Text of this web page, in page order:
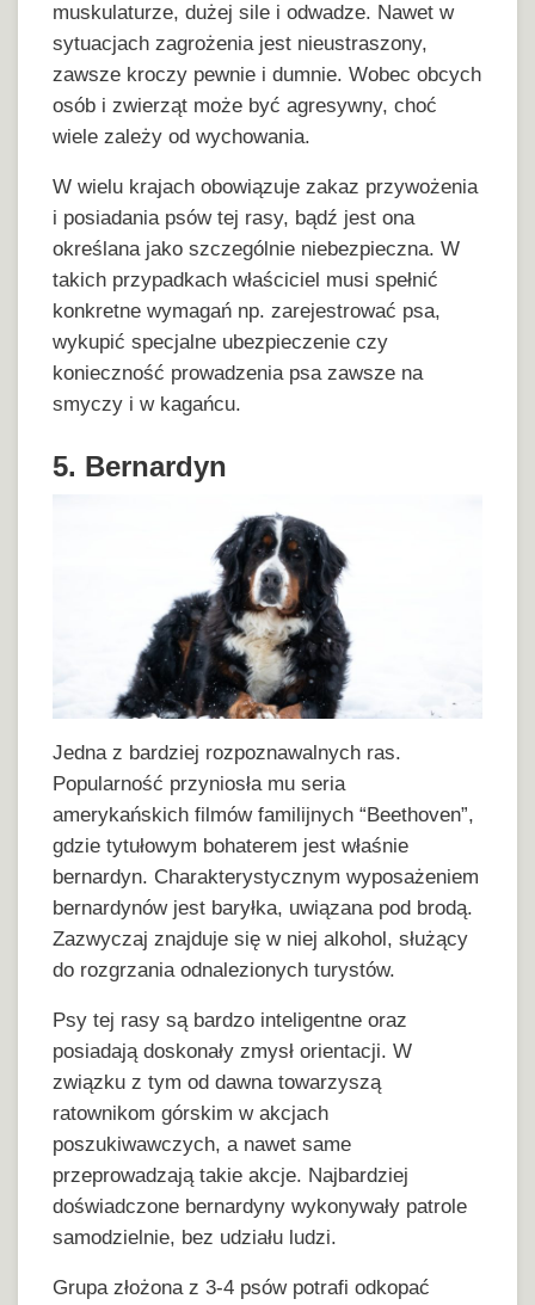
muskulaturze, dużej sile i odwadze. Nawet w
sytuacjach zagrożenia jest nieustraszony,
zawsze kroczy pewnie i dumnie. Wobec obcych
osób i zwierząt może być agresywny, choć
wiele zależy od wychowania.
W wielu krajach obowiązuje zakaz przywożenia
i posiadania psów tej rasy, bądź jest ona
określana jako szczególnie niebezpieczna. W
takich przypadkach właściciel musi spełnić
konkretne wymagań np. zarejestrować psa,
wykupić specjalne ubezpieczenie czy
konieczność prowadzenia psa zawsze na
smyczy i w kagańcu.
5. Bernardyn
Jedna z bardziej rozpoznawalnych ras.
Popularność przyniosła mu seria
amerykańskich filmów familijnych “Beethoven”,
gdzie tytułowym bohaterem jest właśnie
bernardyn. Charakterystycznym wyposażeniem
bernardynów jest baryłka, uwiązana pod brodą.
Zazwyczaj znajduje się w niej alkohol, służący
do rozgrzania odnalezionych turystów.
Psy tej rasy są bardzo inteligentne oraz
posiadają doskonały zmysł orientacji. W
związku z tym od dawna towarzyszą
ratownikom górskim w akcjach
poszukiwawczych, a nawet same
przeprowadzają takie akcje. Najbardziej
doświadczone bernardyny wykonywały patrole
samodzielnie, bez udziału ludzi.
Grupa złożona z 3-4 psów potrafi odkopać